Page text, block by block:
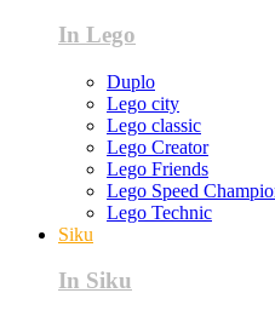
In Lego
Duplo
Lego city
Lego classic
Lego Creator
Lego Friends
Lego Speed
Lego Technic
Siku
In Siku